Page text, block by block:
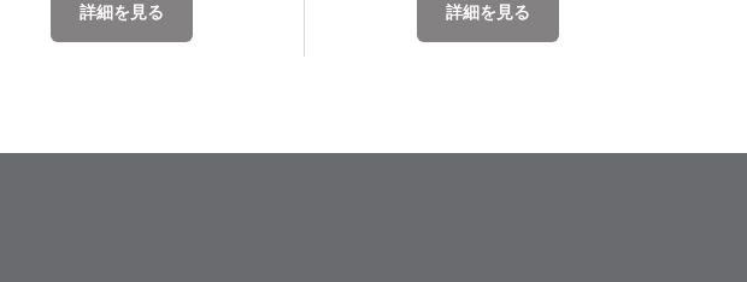
詳細を見る 詳細を見る